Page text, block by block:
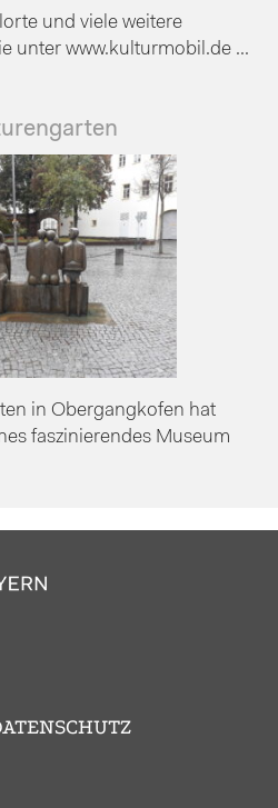
und viele weitere
unter www.kulturmobil.de ...
in Obergangkofen hat
faszinierendes Museum